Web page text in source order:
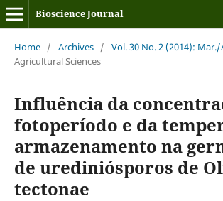
Bioscience Journal
Home / Archives / Vol. 30 No. 2 (2014):
Agricultural Sciences
Influência da
fotoperíodo e da
armazenamento na
de urediniósporos de
tectonae